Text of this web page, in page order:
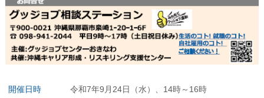
開催日時 令和7年9月24日（水）、14時～16時